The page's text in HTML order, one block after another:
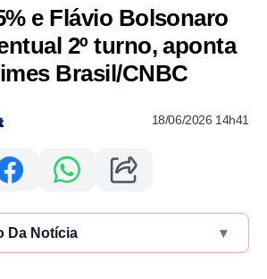
e Flávio Bolsonaro
2º turno, aponta
Brasil/CNBC
18/06/2026 14h41
Da Notícia ▾